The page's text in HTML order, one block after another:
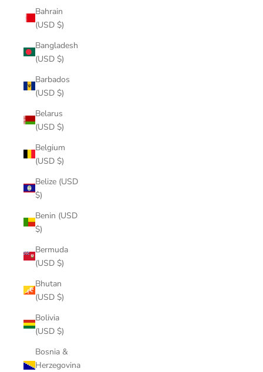
Bahrain
(USD $)
Bangladesh
(USD $)
Barbados
(USD $)
Belarus
(USD $)
Belgium
(USD $)
Belize (USD
$)
Benin (USD
$)
Bermuda
(USD $)
Bhutan
(USD $)
Bolivia
(USD $)
Bosnia &
Herzegovina